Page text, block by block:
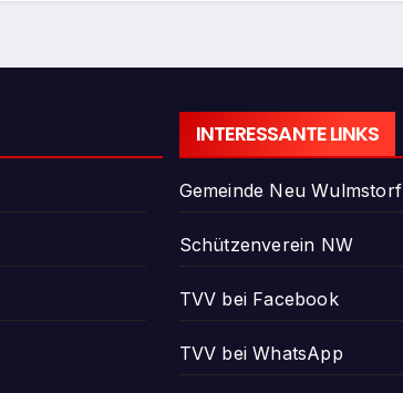
INTERESSANTE LINKS
Gemeinde Neu Wulmstorf
Schützenverein NW
TVV bei Facebook
TVV bei WhatsApp